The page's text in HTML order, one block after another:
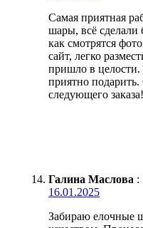
Самая приятная
шары, всё сделали
как смотрятся
сайт, легко
пришло в
приятно
следующего заказа!
Галина Маслова :
16.01.2025
Забираю елочные